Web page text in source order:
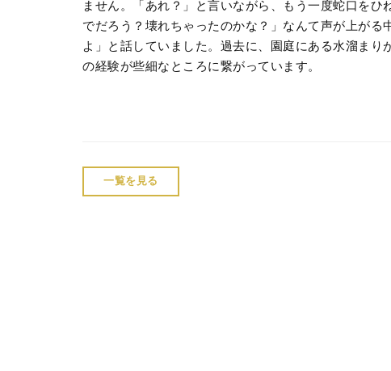
ません。「あれ？」と言いながら、もう一度蛇口を
でだろう？壊れちゃったのかな？」なんて声が上が
よ」と話していました。過去に、園庭にある水溜ま
の経験が些細なところに繋がっています。
一覧を見る